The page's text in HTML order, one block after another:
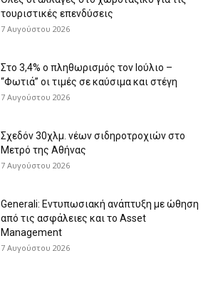
τουριστικές επενδύσεις
7 Αυγούστου 2026
Στο 3,4% ο πληθωρισμός τον Ιούλιο –
“Φωτιά” οι τιμές σε καύσιμα και στέγη
7 Αυγούστου 2026
Σχεδόν 30χλμ. νέων σιδηροτροχιών στο
Μετρό της Αθήνας
7 Αυγούστου 2026
Generali: Eντυπωσιακή ανάπτυξη με ώθηση
από τις ασφάλειες και το Asset
Management
7 Αυγούστου 2026